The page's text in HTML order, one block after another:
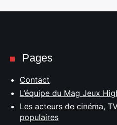
Pages
Contact
L’équipe du Mag Jeux
Les acteurs de cinéma,
populaires